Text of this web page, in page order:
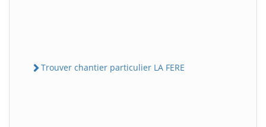
Trouver chantier particulier LA FERE